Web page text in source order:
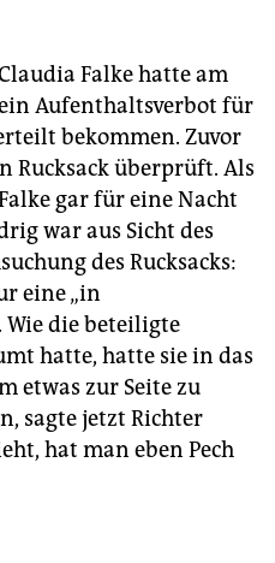
Falke hatte am
Aufenthaltsverbot für
bekommen. Zuvor
Rucksack überprüft. Als
gar für eine Nacht
war aus Sicht des
des Rucksacks:
eine „in
Wie die beteiligte
hatte, hatte sie in das
etwas zur Seite zu
sagte jetzt Richter
hat man eben Pech